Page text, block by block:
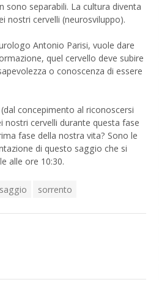
separabili. La cultura diventa
nostri cervelli (neurosviluppo).
Antonio Parisi, vuole dare
quel cervello deve subire
o conoscenza di essere
concepimento al riconoscersi
nostri cervelli durante questa fase
fase della nostra vita? Sono le
di questo saggio che si
alle ore 10:30.
saggio sorrento